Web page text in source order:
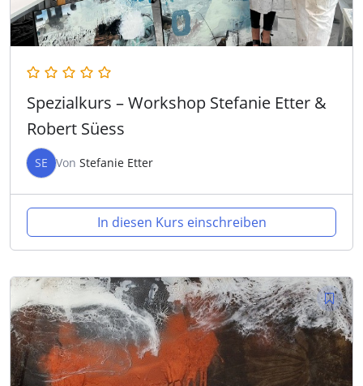
Spezialkurs – Workshop Stefanie Etter &
Robert Süess
SE Von Stefanie Etter
In diesen Kurs einschreiben